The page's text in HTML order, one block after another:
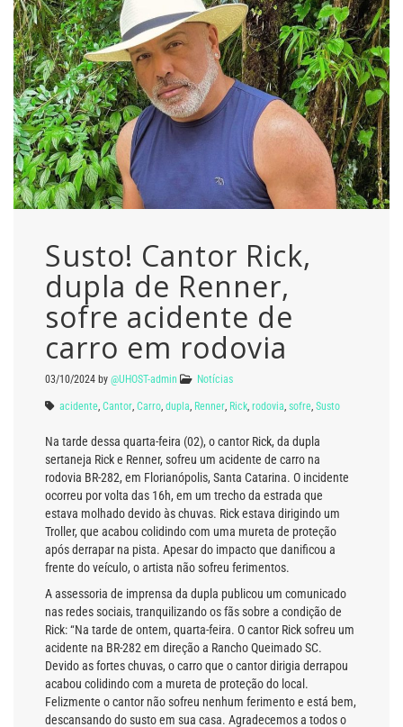
Susto! Cantor Rick,
dupla de Renner,
sofre acidente de
carro em rodovia
03/10/2024 by @UHOST-admin Notícias
acidente Cantor Carro dupla Renner Rick rodovia sofre Susto
Na tarde dessa quarta-feira (02), o cantor Rick, da dupla
sertaneja Rick e Renner, sofreu um acidente de carro na
rodovia BR-282, em Florianópolis, Santa Catarina. O incidente
ocorreu por volta das 16h, em um trecho da estrada que
estava molhado devido às chuvas. Rick estava dirigindo um
Troller, que acabou colidindo com uma mureta de proteção
após derrapar na pista. Apesar do impacto que danificou a
frente do veículo, o artista não sofreu ferimentos.
A assessoria de imprensa da dupla publicou um comunicado
nas redes sociais, tranquilizando os fãs sobre a condição de
Rick: “Na tarde de ontem, quarta-feira. O cantor Rick sofreu um
acidente na BR-282 em direção a Rancho Queimado SC.
Devido as fortes chuvas, o carro que o cantor dirigia derrapou
acabou colidindo com a mureta de proteção do local.
Felizmente o cantor não sofreu nenhum ferimento e está bem,
descansando do susto em sua casa. Agradecemos a todos o